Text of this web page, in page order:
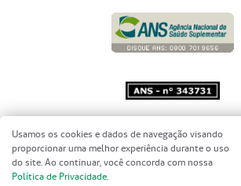
Copyright 2001 - 2026 Unimed do
Brasil - Todos os direitos reservados
Usamos os cookies e dados de navegação visando
proporcionar uma melhor experiência durante o uso
do site. Ao continuar, você concorda com nossa
Política de Privacidade.